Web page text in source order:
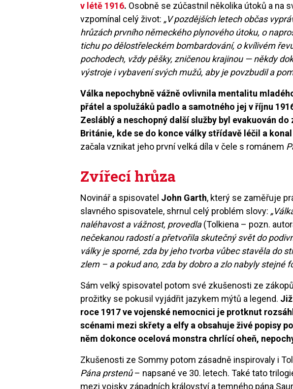
v létě 1916. Osobně se zúčastnil několika útoků a na
vzpomínal celý život: „V pozdějších letech občas
hrůzách prvního německého plynového útoku, o
tichu po dělostřeleckém bombardování, o kvílivém
pochodech, vždy pěšky, zničenou krajinou — někdy
výstroje i vybavení svých mužů, aby je povzbudil a
Válka nepochybně vážně ovlivnila mentalitu
přátel a spolužáků padlo a samotného jej v říjnu
Zesláblý a neschopný další služby byl evakuován
Británie, kde se do konce války střídavě léčil a
začala vznikat jeho první velká díla v čele s románem
Zvířecí hrůza
Novinář a spisovatel John Garth, který se zaměřuje
slavného spisovatele, shrnul celý problém slovy:
naléhavost a vážnost, provedla(Tolkiena – pozn.
nečekanou radostí a přetvořila skutečný svět do
války je sporné, zda by jeho tvorba vůbec stavěla do
zlem – a pokud ano, zda by dobro a zlo nabyly stejné
Sám velký spisovatel potom své zkušenosti ze
prožitky se pokusil vyjádřit jazykem mýtů a legend. Již
roce 1917 ve vojenské nemocnici je protknut
scénami mezi skřety a elfy a obsahuje živé popisy
něm dokonce ocelová monstra chrlící oheň,
Zkušenosti ze Sommy potom zásadně inspirovaly i
Pána prstenů– napsané ve 30. letech. Také tato
mezi vojsky západních království a temného pána